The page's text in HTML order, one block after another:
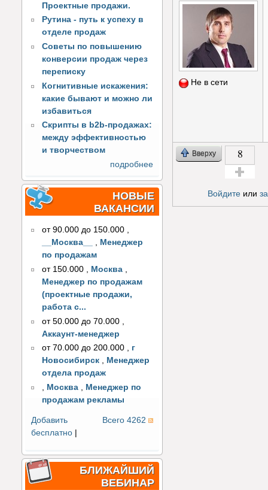
Проектные продажи.
Рутина - путь к успеху в
отделе продаж
Советы по повышению
конверсии продаж через
переписку
Когнитивные искажения:
какие бывают и можно ли
избавиться
Скрипты в b2b-продажах:
между эффективностью
и творчеством
подробнее
НОВЫЕ
ВАКАНСИИ
от 90.000 до 150.000 ,
__Москва__
, Менеджер
по продажам
от 150.000
Москва
Менеджер по продажам
(проектные продажи,
работа с...
от 50.000 до 70.000
Аккаунт-менеджер
от 70.000 до 200.000 , г
Новосибирск , Менеджер
отдела продаж
, Москва , Менеджер по
продажам рекламы
Всего 4262
Добавить
бесплатно
БЛИЖАЙШИЙ
ВЕБИНАР
Не в сети
Вверху 8
Войдитеили